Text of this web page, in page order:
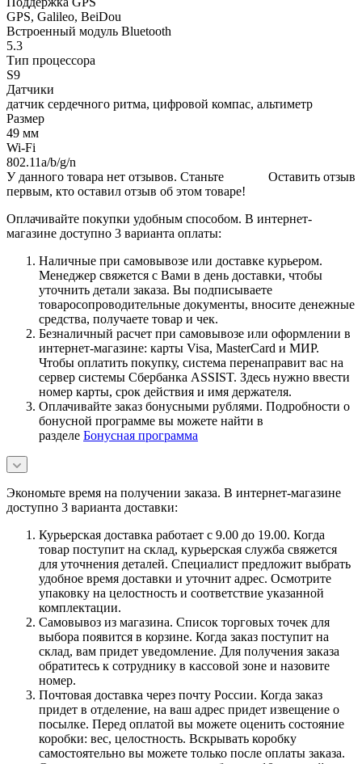
GPS, Galileo, BeiDou
Встроенный модуль Bluetooth
5.3
Тип процессора
S9
Датчики
датчик сердечного ритма, цифровой компас, альтиметр
Размер
49 мм
Wi-Fi
802.11a/b/g/n
Оставить отзыв
У данного товара нет отзывов. Станьте
первым, кто оставил отзыв об этом товаре!
Оплачивайте покупки удобным способом. В интернет-
магазине доступно 3 варианта оплаты:
Наличные при самовывозе или доставке курьером.
Менеджер свяжется с Вами в день доставки, чтобы
уточнить детали заказа. Вы подписываете
товаросопроводительные документы, вносите денежные
средства, получаете товар и чек.
Безналичный расчет при самовывозе или оформлении в
интернет-магазине: карты Visa, MasterCard и МИР.
Чтобы оплатить покупку, система перенаправит вас на
сервер системы Сбербанка ASSIST. Здесь нужно ввести
номер карты, срок действия и имя держателя.
Оплачивайте заказ бонусными рублями. Подробности о
бонусной программе вы можете найти в
разделе Бонусная программа
Экономьте время на получении заказа. В интернет-магазине
доступно 3 варианта доставки:
Курьерская доставка работает с 9.00 до 19.00. Когда
товар поступит на склад, курьерская служба свяжется
для уточнения деталей. Специалист предложит выбрать
удобное время доставки и уточнит адрес. Осмотрите
упаковку на целостность и соответствие указанной
комплектации.
Самовывоз из магазина. Список торговых точек для
выбора появится в корзине. Когда заказ поступит на
склад, вам придет уведомление. Для получения заказа
обратитесь к сотруднику в кассовой зоне и назовите
номер.
Почтовая доставка через почту России. Когда заказ
придет в отделение, на ваш адрес придет извещение о
посылке. Перед оплатой вы можете оценить состояние
коробки: вес, целостность. Вскрывать коробку
самостоятельно вы можете только после оплаты заказа.